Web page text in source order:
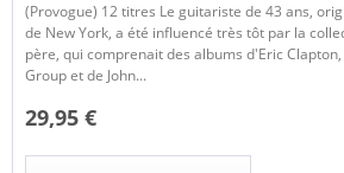
(Provogue) 12 titres Le guitariste de 43 ans,
de New York, a été influencé très tôt par la
père, qui comprenait des albums d'Eric
Group et de John...
29,95 €